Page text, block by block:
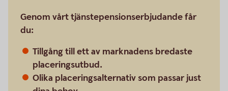
Genom vårt tjänstepensionserbjudande får
du:
Tillgång till ett av marknadens bredaste
placeringsutbud.
Olika placeringsalternativ som passar just